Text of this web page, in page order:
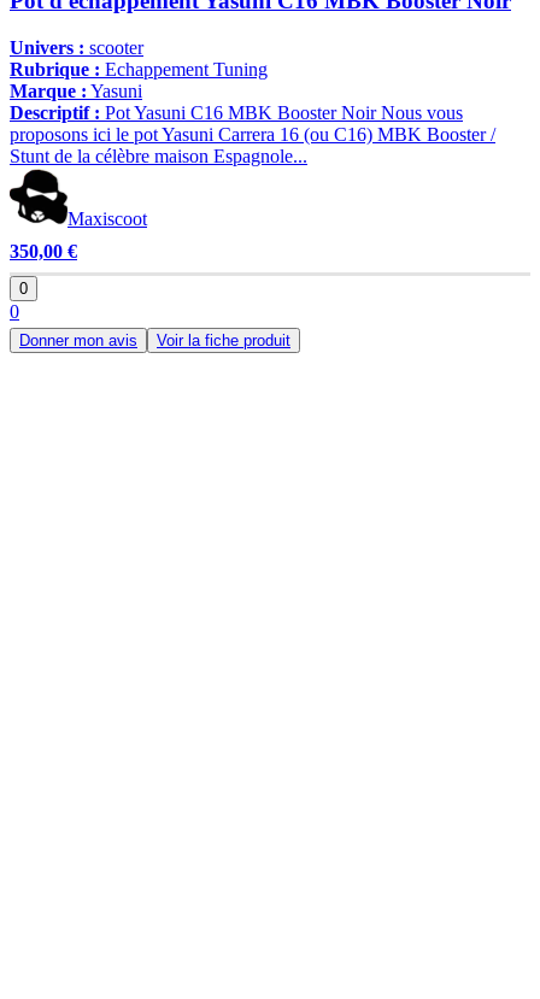
Univers : scooter
Rubrique : Echappement Tuning
Marque : Yasuni
Descriptif : Pot Yasuni C16 MBK Booster Noir Nous vous
proposons ici le pot Yasuni Carrera 16 (ou C16) MBK Booster /
Stunt de la célèbre maison Espagnole...
Maxiscoot
350,00 €
0
0
Donner mon avis Voir la fiche produit